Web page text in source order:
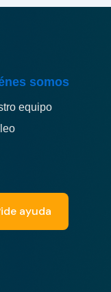
somos
equipo
ayuda